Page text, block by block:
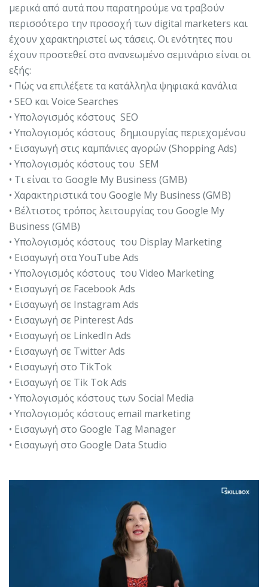
μερικά από αυτά που παρατηρούμε να τραβούν
περισσότερο την προσοχή των digital marketers και
έχουν χαρακτηριστεί ως τάσεις. Οι ενότητες που
έχουν προστεθεί στο ανανεωμένο σεμινάριο είναι οι
εξής:
• Πώς να επιλέξετε τα κατάλληλα ψηφιακά κανάλια
• SEO και Voice Searches
• Υπολογισμός κόστους SEO
• Υπολογισμός κόστους δημιουργίας περιεχομένου
• Εισαγωγή στις καμπάνιες αγορών (Shopping Ads)
• Υπολογισμός κόστους του SEΜ
• Τι είναι το Google My Business (GMB)
• Χαρακτηριστικά του Google My Business (GMB)
• Βέλτιστος τρόπος λειτουργίας του Google My
Business (GMB)
• Υπολογισμός κόστους του Display Marketing
• Εισαγωγή στα YouTube Ads
• Υπολογισμός κόστους του Video Marketing
• Εισαγωγή σε Facebook Ads
• Εισαγωγή σε Instagram Ads
• Εισαγωγή σε Pinterest Ads
• Εισαγωγή σε LinkedIn Ads
• Εισαγωγή σε Twitter Ads
• Εισαγωγή στο TikTok
• Εισαγωγή σε Tik Tok Ads
• Υπολογισμός κόστους των Social Media
• Υπολογισμός κόστους email marketing
• Εισαγωγή στο Google Tag Manager
• Εισαγωγή στο Google Data Studio